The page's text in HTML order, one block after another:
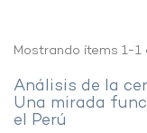
Mostrando ítems 1-1
Análisis de la
Una mirada
el Perú